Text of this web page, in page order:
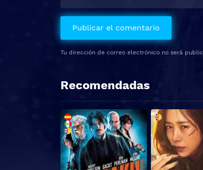
Tu dirección de correo electrónico no será
Recomendadas